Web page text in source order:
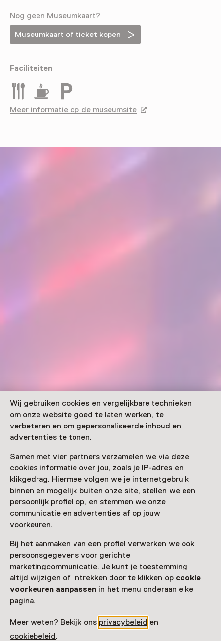
Wij gebruiken cookies en vergelijkbare technieken
om onze website goed te laten werken, te
verbeteren en om gepersonaliseerde inhoud en
advertenties te tonen.
Samen met vier partners verzamelen we via deze
cookies informatie over jou, zoals je IP-adres en
klikgedrag. Hiermee volgen we je internetgebruik
binnen en mogelijk buiten onze site, stellen we een
persoonlijk profiel op, en stemmen we onze
communicatie en advertenties af op jouw
voorkeuren.
Bij het aanmaken van een profiel verwerken we ook
persoonsgegevens voor gerichte
marketingcommunicatie. Je kunt je toestemming
altijd wijzigen of intrekken door te klikken op cookie
voorkeuren aanpassen in het menu onderaan elke
pagina.
Meer weten? Bekijk ons privacybeleid en
cookiebeleid.
Nog geen Museumkaart?
Museumkaart of ticket kopen
Faciliteiten
RestaurantDrinken Parkeergelegenheid voor auto's
Meer informatie op de museumsiteOpent in een nieuw